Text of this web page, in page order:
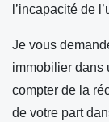
l’incapacité de
Je vous
immobilier dans
compter de la
de votre part